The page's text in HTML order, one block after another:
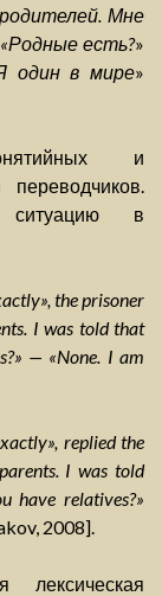
Мне
есть?»
один в мире»
и
переводчиков.
ситуацию в
the prisoner
I was told that
— «None. I am
replied the
I was told
have relatives?»
2008].